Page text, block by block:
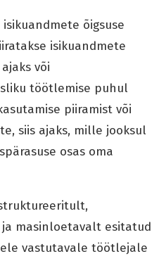
õigsuse
isikuandmete
või
töötlemise puhul
piiramist või
siis ajaks, mille jooksul
osas oma
masinloetavalt esitatud
vastutavale töötlejale